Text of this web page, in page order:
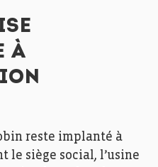
À
reste implanté à
le siège social, l’usine